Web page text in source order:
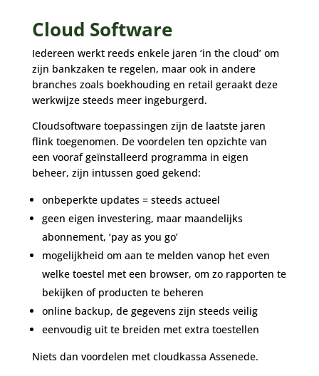
Cloud Software
Iedereen werkt reeds enkele jaren ‘in the cloud’ om
zijn bankzaken te regelen, maar ook in andere
branches zoals boekhouding en retail geraakt deze
werkwijze steeds meer ingeburgerd.
Cloudsoftware toepassingen zijn de laatste jaren
flink toegenomen. De voordelen ten opzichte van
een vooraf geïnstalleerd programma in eigen
beheer, zijn intussen goed gekend:
onbeperkte updates = steeds actueel
geen eigen investering, maar maandelijks
abonnement, ‘pay as you go’
mogelijkheid om aan te melden vanop het even
welke toestel met een browser, om zo rapporten te
bekijken of producten te beheren
online backup, de gegevens zijn steeds veilig
eenvoudig uit te breiden met extra toestellen
Niets dan voordelen met cloudkassa Assenede.